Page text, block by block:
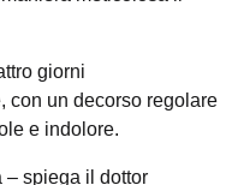
giorni
con un decorso regolare
e indolore.
– spiega il dottor